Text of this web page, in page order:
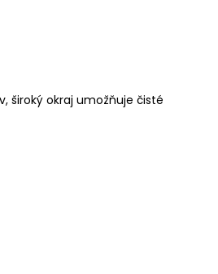
široký okraj umožňuje čisté